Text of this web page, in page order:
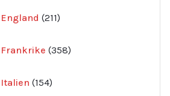
England 211
produkter
Frankrike 358
produkter
Italien 154
produkter